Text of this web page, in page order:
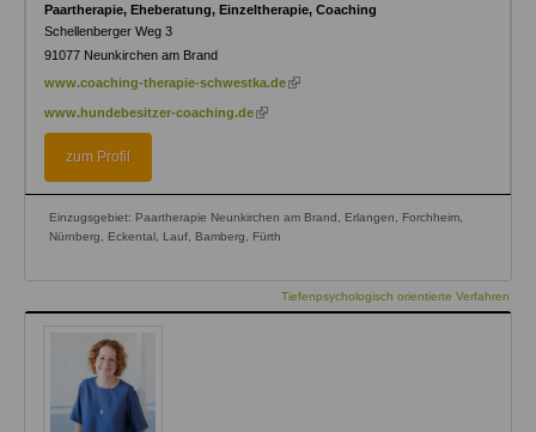
Paartherapie, Eheberatung, Einzeltherapie, Coaching
Schellenberger Weg 3
91077 Neunkirchen am Brand
www.coaching-therapie-schwestka.de (link
www.hundebesitzer-coaching.de (link
zum Profil
Einzugsgebiet: Paartherapie Neunkirchen am Brand, Erlangen, Forchheim,
Nürnberg, Eckental, Lauf, Bamberg, Fürth
Tiefenpsychologisch orientierte Verfahren